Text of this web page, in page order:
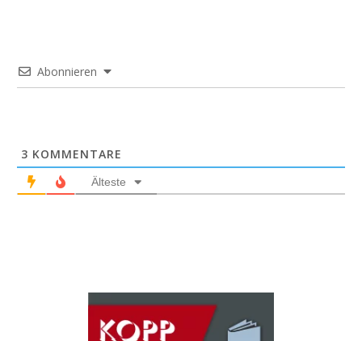
Abonnieren
3 KOMMENTARE
Älteste